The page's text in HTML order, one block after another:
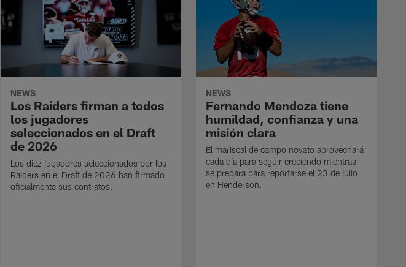
NEWS
Los Raiders firman a todos
los jugadores
seleccionados en el Draft
de 2026
Los diez jugadores seleccionados por los
Raiders en el Draft de 2026 han firmado
oficialmente sus contratos.
NEWS
Fernando Mendoza tiene
humildad, confianza y una
misión clara
El mariscal de campo novato aprovechará
cada día para seguir creciendo mientras
se prepara para reportarse el 23 de julio
en Henderson.